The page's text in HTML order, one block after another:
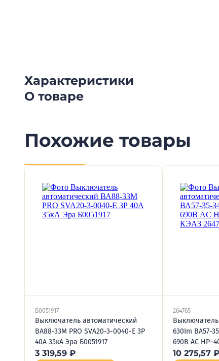
Характеристики
О товаре
Похожие товары
Б0051917
Выключатель автоматический
ВА88-33М PRO SVA20-3-0040-E 3Р
40А 35кА Эра Б0051917
3 319,59 ₽
264765
630Im ВА57-
690В AC
10 275,57 ₽